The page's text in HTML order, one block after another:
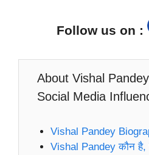
Follow us on :
About Vishal
Social Media
Vishal Pandey
Vishal Pandey कौन